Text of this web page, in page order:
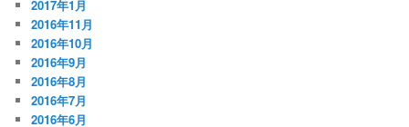
2017年1月
2016年11月
2016年10月
2016年9月
2016年8月
2016年7月
2016年6月